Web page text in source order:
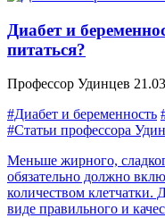
Диабет и
питаться?
Профессор Удинцев
#Диабет и беременность
#Статьи профессора
Меньше жирного,
обязательно должно
количеством клетчатки.
виде правильного и